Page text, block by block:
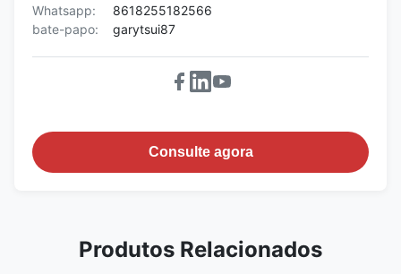
Whatsapp:
8618255182566
bate-papo:
garytsui87
Consulte agora
Produtos Relacionados